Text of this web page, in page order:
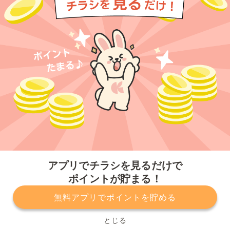
アプリでチラシを見るだけで
ポイントが貯まる！
無料アプリでポイントを貯める
とじる
プライバシーポリシー 利用規約
運営会社
サービスに関してのお問い合わせ